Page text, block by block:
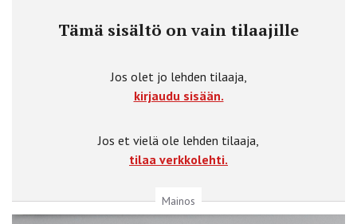
Tämä sisältö on vain tilaajille
Jos olet jo lehden tilaaja,
kirjaudu sisään.
Jos et vielä ole lehden tilaaja,
tilaa verkkolehti.
Mainos